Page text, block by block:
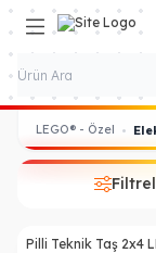
LEGO® - Özel •
Pilli Teknik Taş 2x4